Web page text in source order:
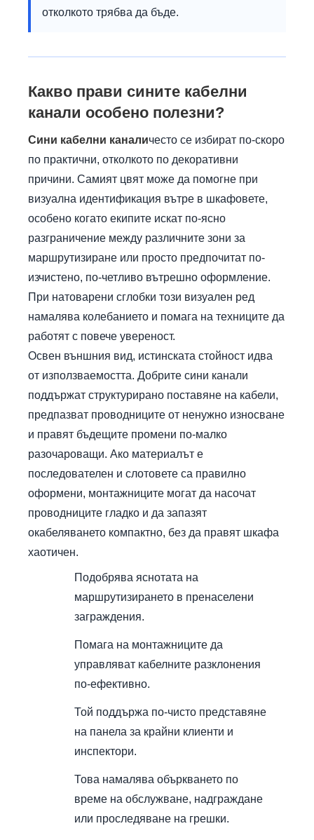
отколкото трябва да бъде.
Какво прави сините кабелни
канали особено полезни?
Сини кабелни каналичесто се избират по-скоро
по практични, отколкото по декоративни
причини. Самият цвят може да помогне при
визуална идентификация вътре в шкафовете,
особено когато екипите искат по-ясно
разграничение между различните зони за
маршрутизиране или просто предпочитат по-
изчистено, по-четливо вътрешно оформление.
При натоварени сглобки този визуален ред
намалява колебанието и помага на техниците да
работят с повече увереност.
Освен външния вид, истинската стойност идва
от използваемостта. Добрите сини канали
поддържат структурирано поставяне на кабели,
предпазват проводниците от ненужно износване
и правят бъдещите промени по-малко
разочароващи. Ако материалът е
последователен и слотовете са правилно
оформени, монтажниците могат да насочат
проводниците гладко и да запазят
окабеляването компактно, без да правят шкафа
хаотичен.
Подобрява яснотата на
маршрутизирането в пренаселени
заграждения.
Помага на монтажниците да
управляват кабелните разклонения
по-ефективно.
Той поддържа по-чисто представяне
на панела за крайни клиенти и
инспектори.
Това намалява объркването по
време на обслужване, надграждане
или проследяване на грешки.